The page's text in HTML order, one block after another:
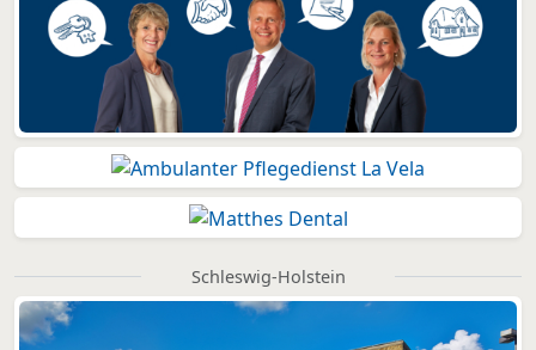
Schleswig-Holstein